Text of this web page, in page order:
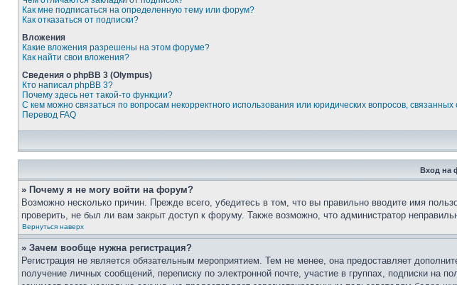
Как мне подписаться на определенную тему или форум?
Как отказаться от подписки?
Вложения
Какие вложения разрешены на этом форуме?
Как найти свои вложения?
Сведения о phpBB 3 (Olympus)
Кто написал phpBB 3?
Почему здесь нет такой-то функции?
С кем можно связаться по вопросам некорректного использования или юридических вопросов,
Перевод FAQ
Вход на
» Почему я не могу войти на форум?
Возможно несколько причин. Прежде всего, убедитесь в том, что вы правильно вводите имя
проверить, не был ли вам закрыт доступ к форуму. Также возможно, что администратор
Вернуться наверх
» Зачем вообще нужна регистрация?
Регистрация не является обязательным мероприятием. Тем не менее, она предоставляет
получение личных сообщений, переписку по электронной почте, участие в группах, подписки